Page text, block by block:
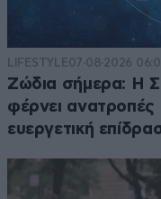
LIFESTYLE07·08·2026
Ζώδια σήμερα: Η
φέρνει ανατροπές
ευεργετική